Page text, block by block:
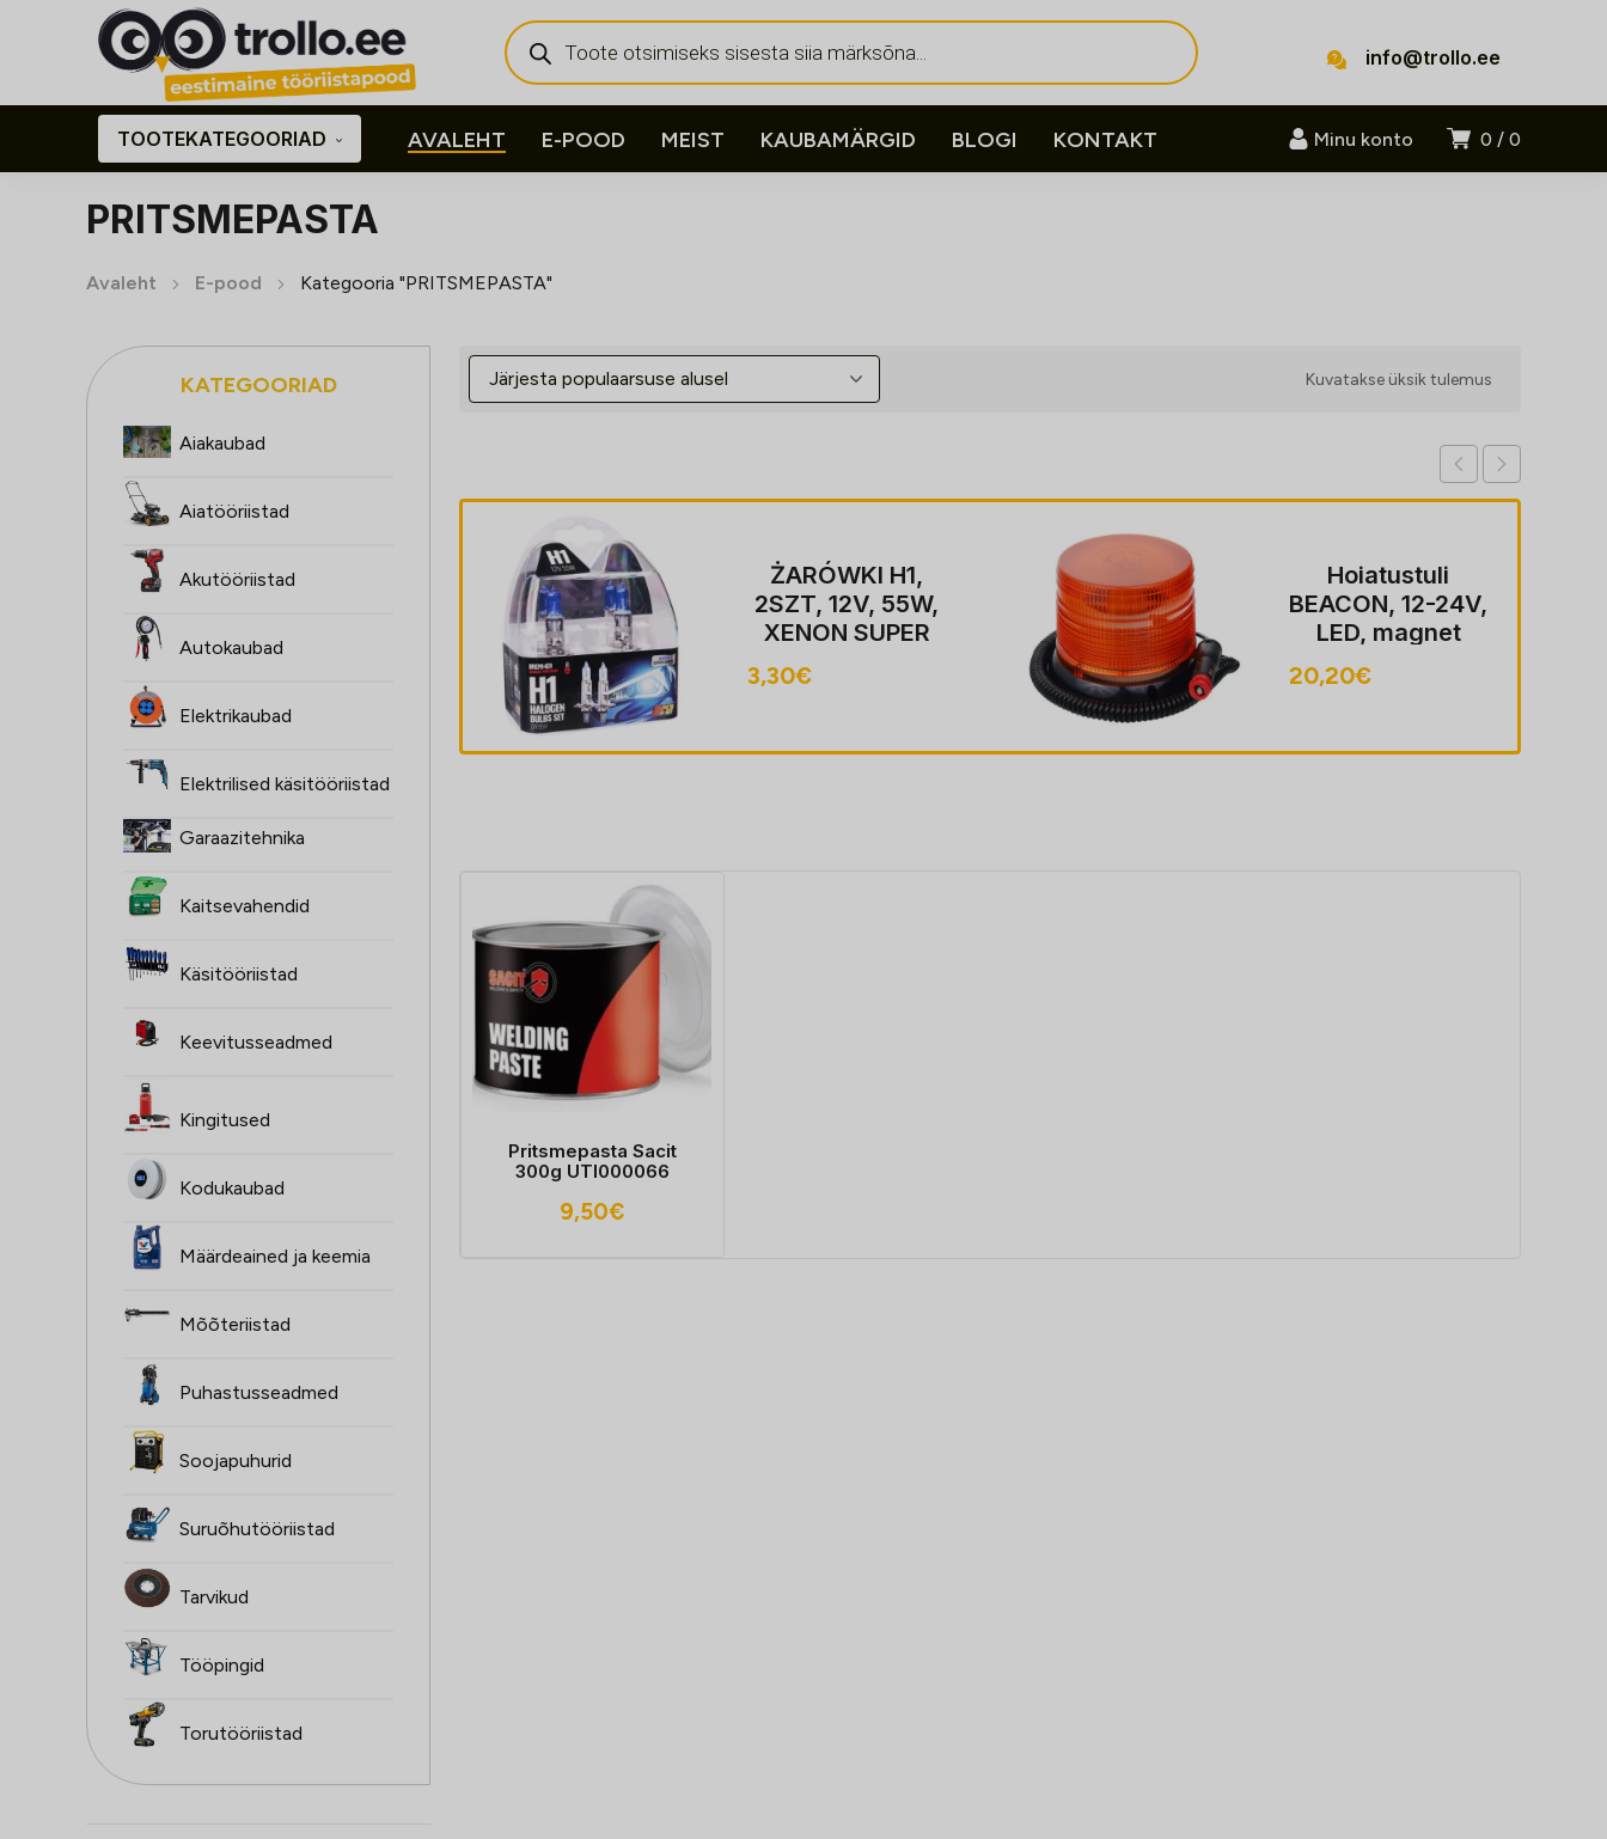
Products
search
info@trollo.ee
0 0
Minu konto
TOOTEKATEGOORIAD AVALEHT E-POOD MEIST KAUBAMÄRGID BLOGI KONTAKT
PRITSMEPASTA
Avaleht E-pood Kategooria "PRITSMEPASTA"
KATEGOORIAD
Aiakaubad
Aiatööriistad
Akutööriistad
Autokaubad
Elektrikaubad
Elektrilised käsitööriistad
Garaazitehnika
Kaitsevahendid
Käsitööriistad
Keevitusseadmed
Kingitused
Kodukaubad
Määrdeained ja keemia
Mõõteriistad
Puhastusseadmed
Soojapuhurid
Suruõhutööriistad
Tarvikud
Tööpingid
Torutööriistad
Kuvatakse üksik tulemus
ŻARÓWKI H4,
SUPER valge
HOMOLOGACJA
ŻARÓWKI H1,
2SZT, 12V, 55W,
XENON SUPER
valge P14,5S,
4000K,
3,30€
Hoiatustuli
BEACON, 12-24V,
LED, magnet
MOUNT, ECE
R10, FLASHING,
koos pistik sobib
20,20€
Pritsmepasta Sacit
300g UTI000066
9,50€